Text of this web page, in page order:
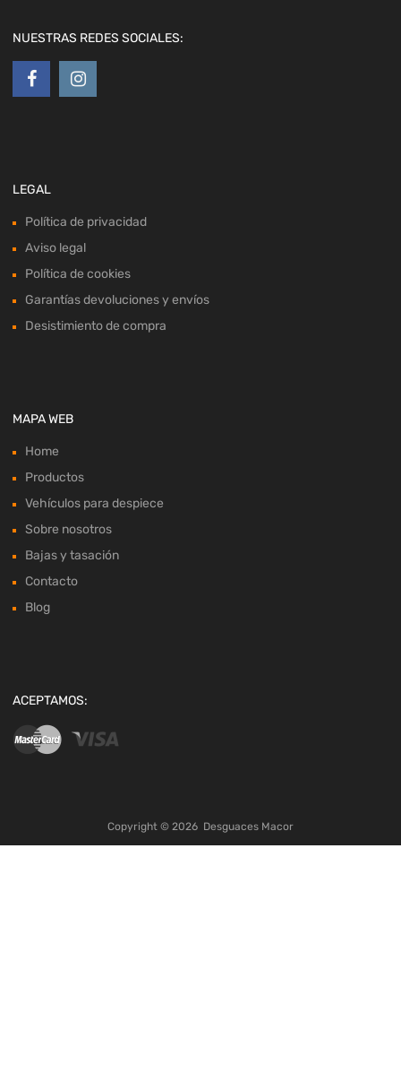
NUESTRAS REDES SOCIALES:
LEGAL
Política de privacidad
Aviso legal
Política de cookies
Garantías devoluciones y envíos
Desistimiento de compra
MAPA WEB
Home
Productos
Vehículos para despiece
Sobre nosotros
Bajas y tasación
Contacto
Blog
ACEPTAMOS:
Copyright © 2026 Desguaces Macor